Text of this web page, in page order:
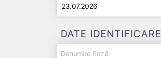
23.07.2026
DATE IDENTIFICARE
Denumire firmă